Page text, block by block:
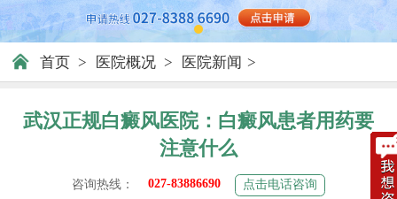
首页 > 医院概况 > 医院新闻 >
武汉正规白癜风医院：白癜风患者用药要
注意什么
咨询热线： 027-83886690 点击电话咨询